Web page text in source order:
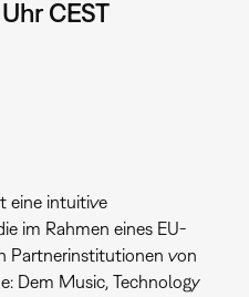
CEST
eine intuitive
im Rahmen eines EU-
Partnerinstitutionen von
Dem Music, Technology